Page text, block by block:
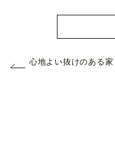
心地よい抜けのある家